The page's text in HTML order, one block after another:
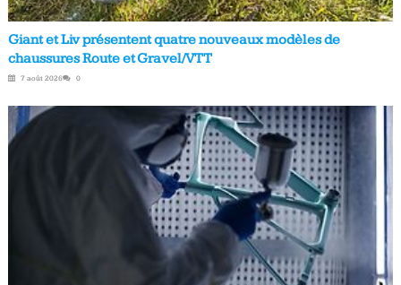
Giant et Liv présentent quatre nouveaux modèles de
chaussures Route et Gravel/VTT
7 août 2026 0